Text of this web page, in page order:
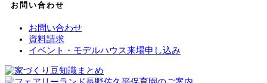
お問い合わせ
お問い合わせ
資料請求
イベント・モデルハウス来場申し込み